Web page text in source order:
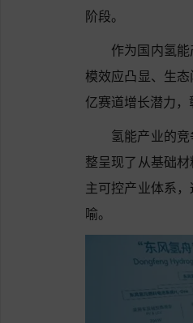
阶段。
作为国内氢
模效应凸显、生
亿赛道增长潜力
氢能产业的
整呈现了从基础
主可控产业体系
喻。